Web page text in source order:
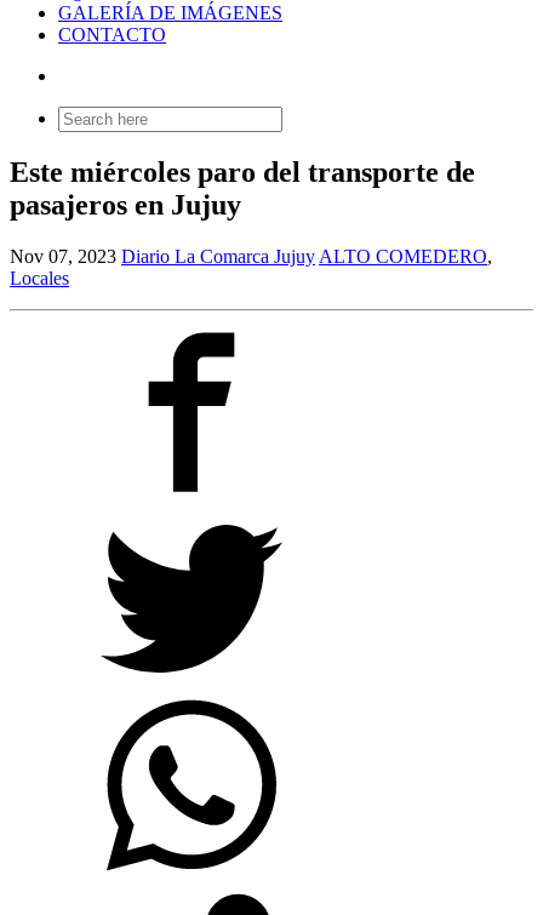
GALERÍA DE IMÁGENES
CONTACTO
Search
for:
Este miércoles paro del transporte de
pasajeros en Jujuy
Nov 07, 2023 Diario La Comarca Jujuy ALTO COMEDERO,
Locales